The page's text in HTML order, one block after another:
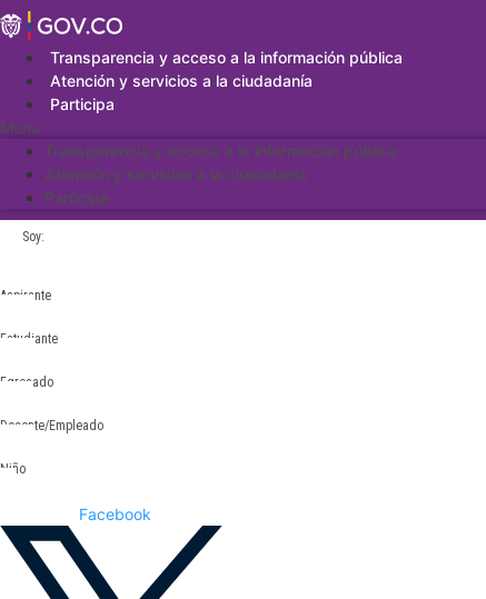
Saltar
al
contenidoTransparencia y acceso a la información pública
Atención y servicios a la ciudadanía
Participa
Menu
Transparencia y acceso a la información pública
Atención y servicios a la ciudadanía
Participa
Soy:
Aspirante
Estudiante
Egresado
Docente/Empleado
Niño
Facebook